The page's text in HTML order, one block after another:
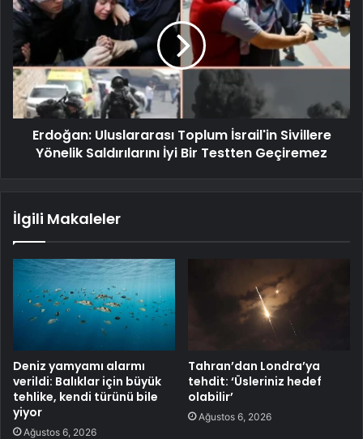
Erdoğan: Uluslararası Toplum İsrail'in Sivillere
Yönelik Saldırılarını İyi Bir Testten Geçiremez
İlgili Makaleler
Deniz yamyamı alarmı
verildi: Balıklar için büyük
tehlike, kendi türünü bile
yiyor
Ağustos 6, 2026
Tahran’dan Londra’ya
tehdit: ‘Üsleriniz hedef
olabilir’
Ağustos 6, 2026